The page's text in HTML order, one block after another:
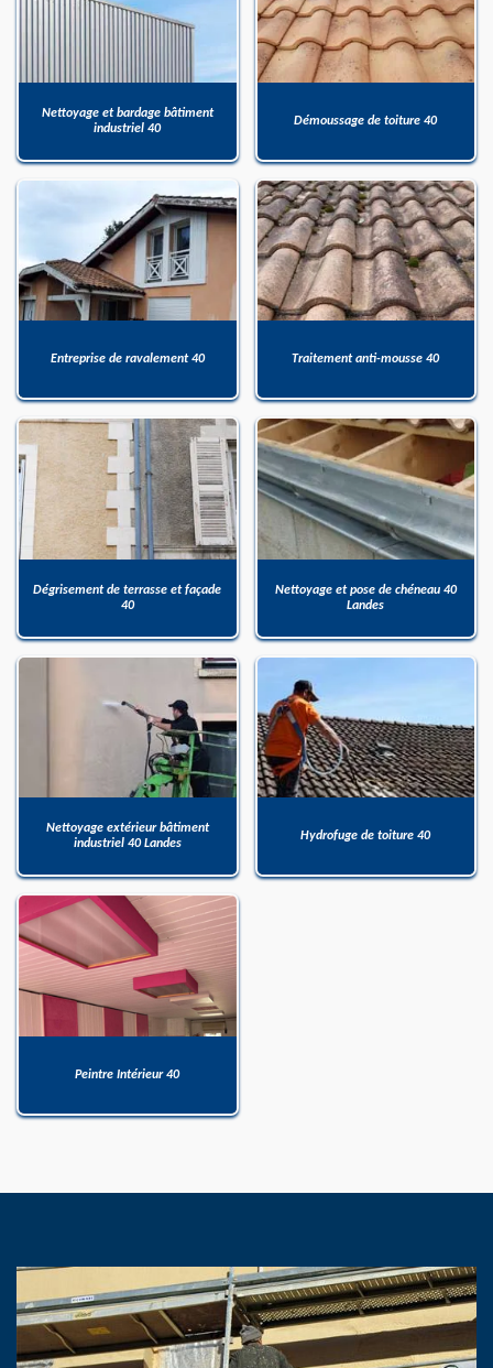
Nettoyage et bardage bâtiment
industriel 40
Démoussage de toiture 40
Entreprise de ravalement 40 Traitement anti-mousse 40
Dégrisement de terrasse et façade
40
Nettoyage et pose de chéneau 40
Landes
Nettoyage extérieur bâtiment
industriel 40 Landes
Hydrofuge de toiture 40
Peintre Intérieur 40